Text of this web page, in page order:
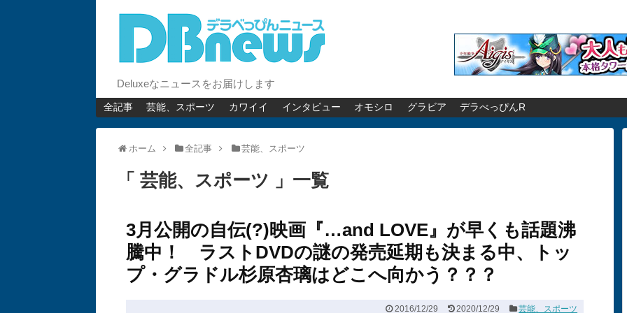
Deluxeなニュースをお届けします
全記事 芸能、スポーツ カワイイ インタビュー オモシロ グラビア デラべっぴんR
ホーム 全記事 芸能、スポーツ
「 芸能、スポーツ 」一覧
3月公開の自伝(?)映画『…and LOVE』が早くも話題沸
騰中！ ラストDVDの謎の発売延期も決まる中、トッ
プ・グラドル杉原杏璃はどこへ向かう？？？
2016/12/29 2020/12/29 芸能、スポーツ